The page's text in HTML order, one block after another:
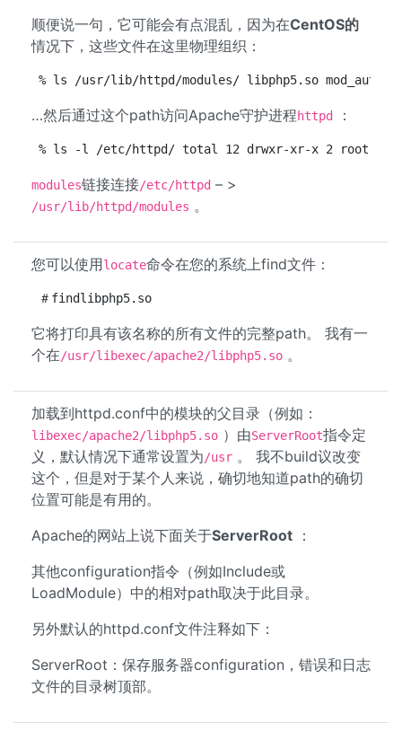
顺便说一句，它可能会有点混乱，因为在CentOS的
情况下，这些文件在这里物理组织：
% ls /usr/lib/httpd/modules/ libphp5.so
…然后通过这个path访问Apache守护进程httpd ：
% ls -l /etc/httpd/ total 12 drwxr-xr-x 2 root root
modules链接连接/etc/httpd – >
/usr/lib/httpd/modules 。
您可以使用locate命令在您的系统上find文件：
它将打印具有该名称的所有文件的完整path。 我有一
个在/usr/libexec/apache2/libphp5.so 。
加载到httpd.conf中的模块的父目录（例如：
libexec/apache2/libphp5.so ）由ServerRoot指令定
义，默认情况下通常设置为/usr 。 我不build议改变
这个，但是对于某个人来说，确切地知道path的确切
位置可能是有用的。
Apache的网站上说下面关于ServerRoot ：
其他configuration指令（例如Include或
LoadModule）中的相对path取决于此目录。
另外默认的httpd.conf文件注释如下：
ServerRoot：保存服务器configuration，错误和日志
文件的目录树顶部。